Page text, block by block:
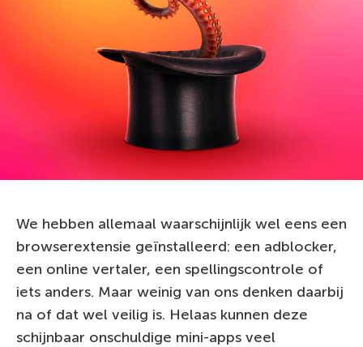
We hebben allemaal waarschijnlijk wel eens een
browserextensie geïnstalleerd: een adblocker,
een online vertaler, een spellingscontrole of
iets anders. Maar weinig van ons denken daarbij
na of dat wel veilig is. Helaas kunnen deze
schijnbaar onschuldige mini-apps veel